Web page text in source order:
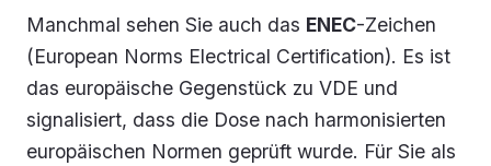
Manchmal sehen Sie auch das ENEC-Zeichen
(European Norms Electrical Certification). Es ist
das europäische Gegenstück zu VDE und
signalisiert, dass die Dose nach harmonisierten
europäischen Normen geprüft wurde. Für Sie als